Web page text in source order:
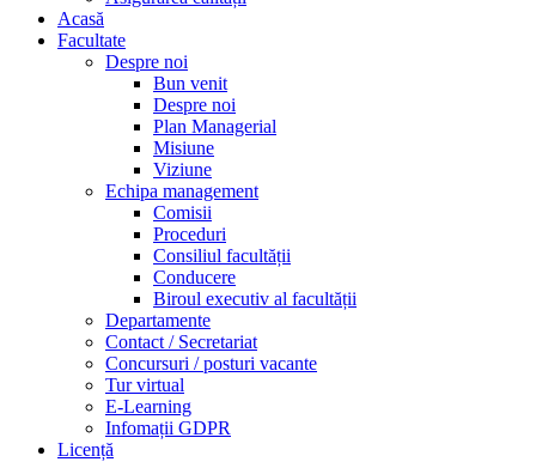
Acasă
Facultate
Despre noi
Bun venit
Despre noi
Plan Managerial
Misiune
Viziune
Echipa management
Comisii
Proceduri
Consiliul facultății
Conducere
Biroul executiv al facultății
Departamente
Contact / Secretariat
Concursuri / posturi vacante
Tur virtual
E-Learning
Infomații GDPR
Licență